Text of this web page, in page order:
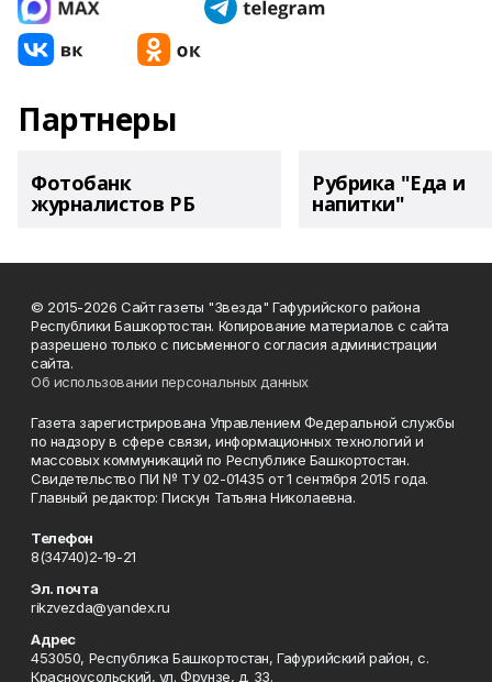
Партнеры
Фотобанк
журналистов РБ
Рубрика "Еда и
напитки"
© 2015-2026 Сайт газеты "Звезда" Гафурийского района
Республики Башкортостан. Копирование материалов с сайта
разрешено только с письменного согласия администрации
сайта.
Об использовании персональных данных
Газета зарегистрирована Управлением Федеральной службы
по надзору в сфере связи, информационных технологий и
массовых коммуникаций по Республике Башкортостан.
Свидетельство ПИ № ТУ 02-01435 от 1 сентября 2015 года.
Главный редактор: Пискун Татьяна Николаевна.
Телефон
8(34740)2-19-21
Эл. почта
rikzvezda@yandex.ru
Адрес
453050, Республика Башкортостан, Гафурийский район, с.
Красноусольский, ул. Фрунзе, д. 33.